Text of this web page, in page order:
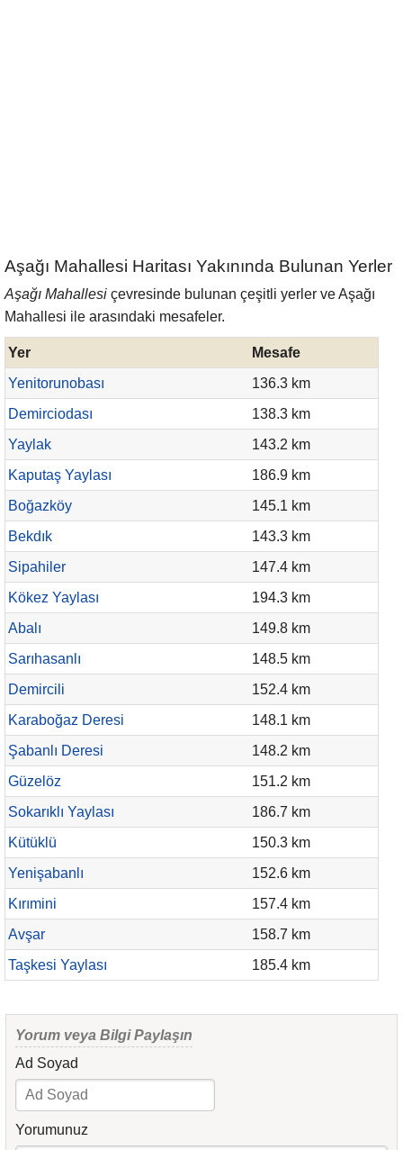
Aşağı Mahallesi Haritası Yakınında Bulunan Yerler
Aşağı Mahallesi çevresinde bulunan çeşitli yerler ve Aşağı
Mahallesi ile arasındaki mesafeler.
Yer
Mesafe
Yenitorunobası
136.3 km
Demirciodası
138.3 km
Yaylak
143.2 km
Kaputaş Yaylası
186.9 km
Boğazköy
145.1 km
Bekdık
143.3 km
Sipahiler
147.4 km
Kökez Yaylası
194.3 km
Abalı
149.8 km
Sarıhasanlı
148.5 km
Demircili
152.4 km
Karaboğaz Deresi
148.1 km
Şabanlı Deresi
148.2 km
Güzelöz
151.2 km
Sokarıklı Yaylası
186.7 km
Kütüklü
150.3 km
Yenişabanlı
152.6 km
Kırımini
157.4 km
Avşar
158.7 km
Taşkesi Yaylası
185.4 km
Yorum veya Bilgi Paylaşın
Ad Soyad
Yorumunuz